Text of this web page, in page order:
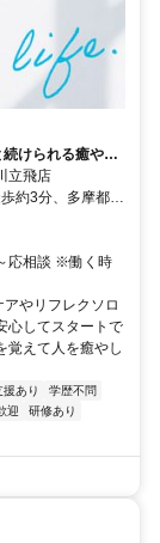
けられる癒やし
立飛店
約3分、多摩都市
ノレール線 泉体
応相談 ※働く時
やリフレクソロ
心してスタートで
覚えて人を癒やし
援あり
学歴不問
迎
研修あり